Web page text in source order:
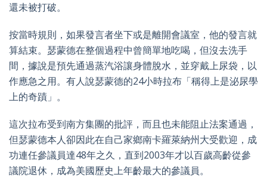
還未被打破。
按當時規則，如果發言者坐下或是離開會議室，他的發言就
算結束。瑟蒙德在整個過程中曾簡單地吃喝，但沒去洗手
間，據說是預先通過蒸汽浴讓身體脫水，並穿戴上尿袋，以
作應急之用。有人說瑟蒙德的24小時拉布「稱得上是泌尿學
上的奇蹟」。
這次拉布受到南方集團的批評，而且也未能阻止法案通過，
但瑟蒙德本人卻因此在自己家鄉南卡羅萊納州大受歡迎，成
功連任參議員達48年之久，直到2003年才以百歲高齡從參
議院退休，成為美國歷史上年齡最大的參議員。